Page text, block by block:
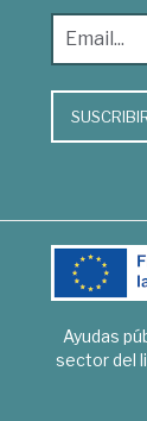
Ayudas
sector del